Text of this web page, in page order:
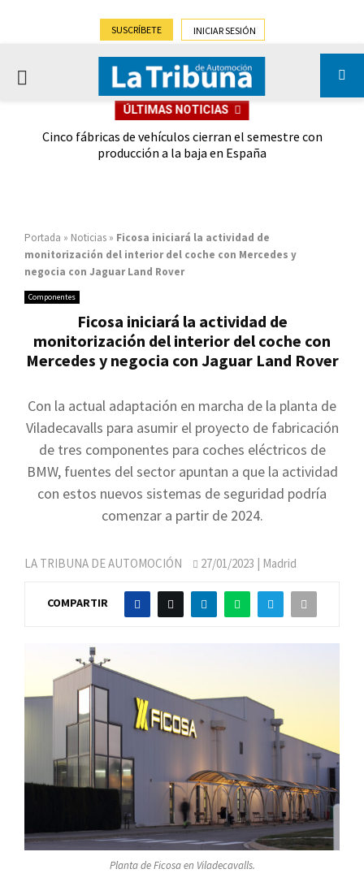
SUSCRÍBETE INICIAR SESIÓN
PRIMARY
ÚLTIMAS NOTICIAS
Cinco fábricas de vehículos cierran el semestre con
producción a la baja en España
Portada » Noticias » Ficosa iniciará la actividad de
monitorización del interior del coche con Mercedes y
negocia con Jaguar Land Rover
Componentes
Ficosa iniciará la actividad de
monitorización del interior del coche con
Mercedes y negocia con Jaguar Land Rover
Con la actual adaptación en marcha de la planta de
Viladecavalls para asumir el proyecto de fabricación
de tres componentes para coches eléctricos de
BMW, fuentes del sector apuntan a que la actividad
con estos nuevos sistemas de seguridad podría
comenzar a partir de 2024.
LA TRIBUNA DE AUTOMOCIÓN 27/01/2023 | Madrid
COMPARTIR
Planta de Ficosa en Viladecavalls.